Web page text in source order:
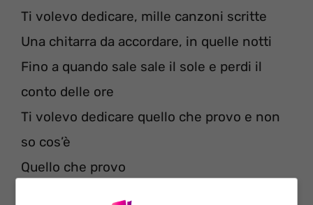
Ti volevo dedicare, mille canzoni scritte
Una chitarra da accordare, in quelle notti
Fino a quando sale sale il sole e perdi il
conto delle ore
Ti volevo dedicare quello che provo e non
so cos’è
Quello che provo